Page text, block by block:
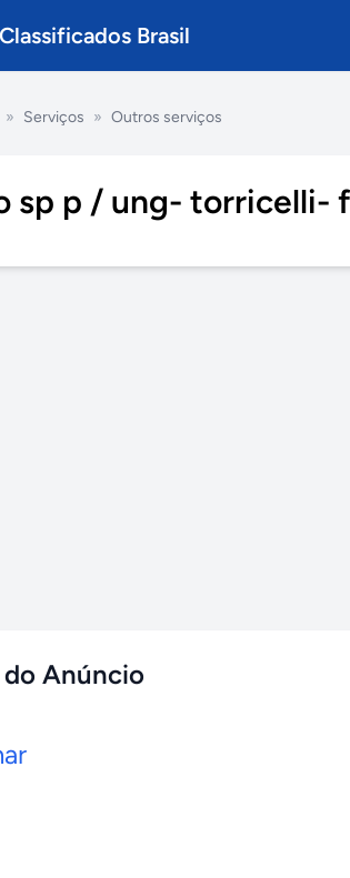
Classificados Brasil
» Serviços » Outros serviços
sp p / ung- torricelli-
Anúncio